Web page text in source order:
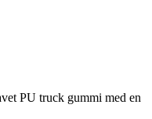
PU truck gummi med en